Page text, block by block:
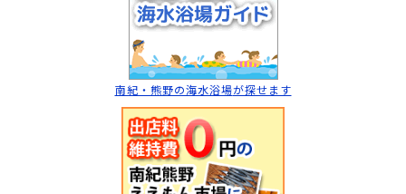
南紀・熊野の海水浴場が探せます